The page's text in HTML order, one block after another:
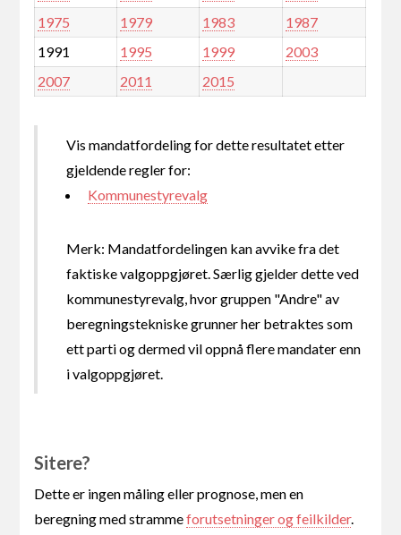
1975
1979 1983
1987
1991
1995 1999
2003
2007
2011 2015
Vis mandatfordeling for dette resultatet etter
gjeldende regler for:
Kommunestyrevalg
Merk: Mandatfordelingen kan avvike fra det
faktiske valgoppgjøret. Særlig gjelder dette ved
kommunestyrevalg, hvor gruppen "Andre" av
beregningstekniske grunner her betraktes som
ett parti og dermed vil oppnå flere mandater enn
i valgoppgjøret.
Sitere?
Dette er ingen måling eller prognose, men en
beregning med strammeforutsetninger og feilkilder.